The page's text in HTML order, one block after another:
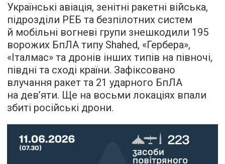
Українські авіація, зенітні ракетні війська,
підрозділи РЕБ та безпілотних систем
й мобільні вогневі групи знешкодили 195
ворожих БпЛА типу Shahed, «Гербера»,
«Італмас» та дронів інших типів на півночі,
півдні та сході країни. Зафіксовано
влучання ракет та 21 ударного БпЛА
на дев’яти. Ще на восьми локаціях впали
збиті російські дрони.